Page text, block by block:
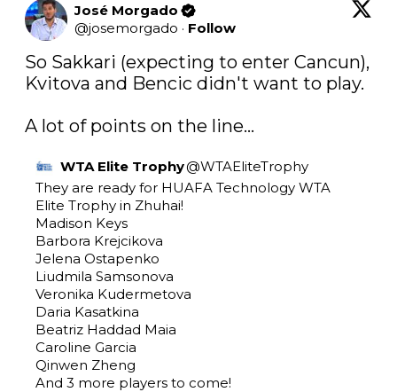
José Morgado
@josemorgado · Follow
So Sakkari (expecting to enter Cancun),
Kvitova and Bencic didn't want to play.
A lot of points on the line...
WTA Elite Trophy@WTAEliteTrophy
They are ready for HUAFA Technology WTA
Elite Trophy in Zhuhai!
Madison Keys
Barbora Krejcikova
Jelena Ostapenko
Liudmila Samsonova
Veronika Kudermetova
Daria Kasatkina
Beatriz Haddad Maia
Caroline Garcia
Qinwen Zheng
And 3 more players to come!